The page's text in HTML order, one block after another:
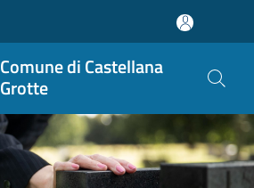
Comune di Castellana
Grotte